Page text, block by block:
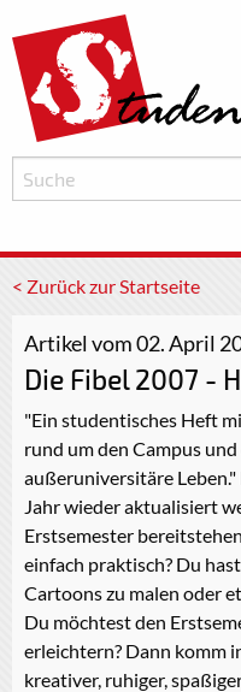
< Zurück zur Startseite
Artikel vom 02. April
Die Fibel 2007 -
"Ein studentisches Heft
rund um den Campus
außeruniversitäre
Jahr wieder aktualisiert
Erstsemester
einfach praktisch? Du
Cartoons zu malen oder
Du möchtest den
erleichtern? Dann komm
kreativer, ruhiger,